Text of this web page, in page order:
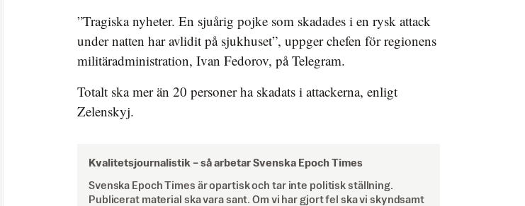
”Tragiska nyheter. En sjuårig pojke som skadades i en rysk attack
under natten har avlidit på sjukhuset”, uppger chefen för regionens
militäradministration, Ivan Fedorov, på Telegram.
Totalt ska mer än 20 personer ha skadats i attackerna, enligt
Zelenskyj.
Kvalitetsjournalistik – så arbetar Svenska Epoch Times
Svenska Epoch Times är opartisk och tar inte politisk ställning.
Publicerat material ska vara sant. Om vi har gjort fel ska vi skyndsamt